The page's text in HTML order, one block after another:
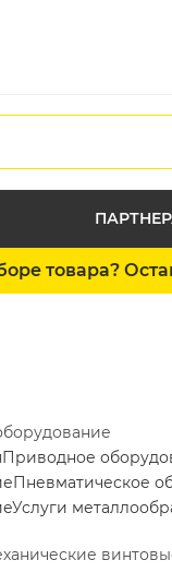
товара?
Приводное
Пневматическое
Услуги